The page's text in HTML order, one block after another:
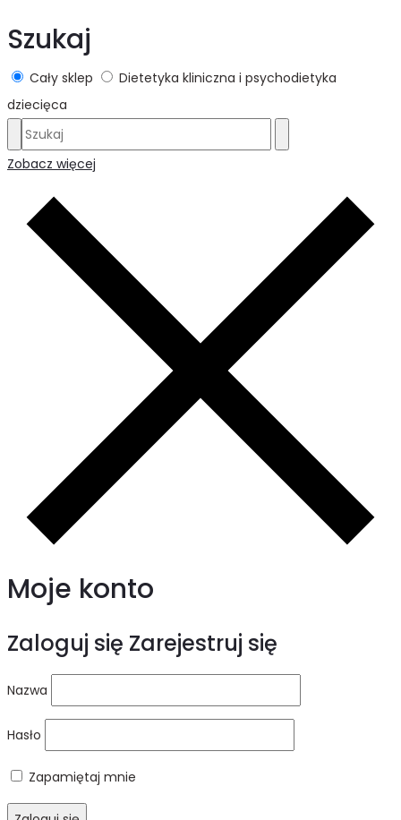
Szukaj
Cały sklep
Dietetyka kliniczna i psychodietyka
dziecięca
Zobacz więcej
Moje konto
Zaloguj się Zarejestruj się
Nazwa
Hasło
Zapamiętaj mnie